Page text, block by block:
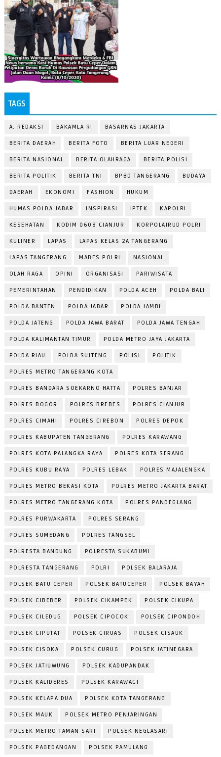
TAGS
A. REDAKSI BAKAMLA RI BASARNAS JAKARTA
BERITA DAERAH BERITA FOTO BERITA LUAR NEGERI
BERITA NASIONAL BERITA OLAHRAGA BERITA POLISI
BERITA POLITIK BERITA TNI BPBD TANGERANG BUDAYA
DAERAH EKONOMI FASHION HUKUM
HUMAS POLDA JABAR INSPIRASI IPTEK KAPOLRI
KESEHATAN KODIM 0608 CIANJUR KORPOLAIRUD POLRI
KULINER LAPAS LAPAS KELAS 2A TANGERANG
LAPAS TANGERANG MABES POLRI NASIONAL
OLAH RAGA OPINI ORGANISASI PARIWISATA
PEMERINTAHAN PENDIDIKAN POLDA ACEH POLDA BALI
POLDA BANTEN POLDA JABAR POLDA JAMBI
POLDA JATENG POLDA JAWA BARAT POLDA JAWA TENGAH
POLDA KALIMANTAN TIMUR POLDA METRO JAYA JAKARTA
POLDA RIAU POLDA SULTENG POLISI POLITIK
POLRES METRO TANGERANG KOTA
POLRES BANDARA SOEKARNO HATTA POLRES BANJAR
POLRES BOGOR POLRES BREBES POLRES CIANJUR
POLRES CIMAHI POLRES CIREBON POLRES DEPOK
POLRES KABUPATEN TANGERANG POLRES KARAWANG
POLRES KOTA PALANGKA RAYA POLRES KOTA SERANG
POLRES KUBU RAYA POLRES LEBAK POLRES MAJALENGKA
POLRES METRO BEKASI KOTA POLRES METRO JAKARTA BARAT
POLRES METRO TANGERANG KOTA POLRES PANDEGLANG
POLRES PURWAKARTA POLRES SERANG
POLRES SUMEDANG POLRES TANGSEL
POLRESTA BANDUNG POLRESTA SUKABUMI
POLRESTA TANGERANG POLRI POLSEK BALARAJA
POLSEK BATU CEPER POLSEK BATUCEPER POLSEK BAYAH
POLSEK CIBEBER POLSEK CIKAMPEK POLSEK CIKUPA
POLSEK CILEDUG POLSEK CIPOCOK POLSEK CIPONDOH
POLSEK CIPUTAT POLSEK CIRUAS POLSEK CISAUK
POLSEK CISOKA POLSEK CURUG POLSEK JATINEGARA
POLSEK JATIUWUNG POLSEK KADUPANDAK
POLSEK KALIDERES POLSEK KARAWACI
POLSEK KELAPA DUA POLSEK KOTA TANGERANG
POLSEK MAUK POLSEK METRO PENJARINGAN
POLSEK METRO TAMAN SARI POLSEK NEGLASARI
POLSEK PAGEDANGAN POLSEK PAMULANG